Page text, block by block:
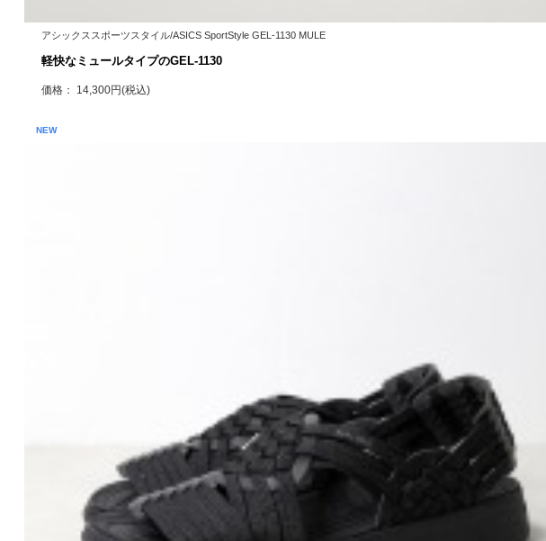
アシックススポーツスタイル/ASICS SportStyle GEL-1130 MULE
軽快なミュールタイプのGEL-1130
価格： 14,300円(税込)
NEW